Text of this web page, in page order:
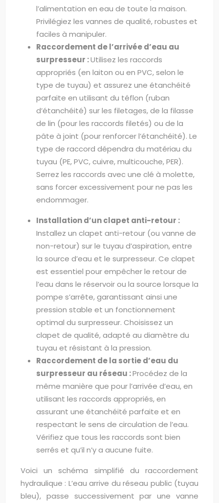
l’alimentation en eau de toute la maison.
Privilégiez les vannes de qualité, robustes et
faciles à manipuler.
Raccordement de l’arrivée d’eau au
surpresseur :Utilisez les raccords
appropriés (en laiton ou en PVC, selon le
type de tuyau) et assurez une étanchéité
parfaite en utilisant du téflon (ruban
d’étanchéité) sur les filetages, de la filasse
de lin (pour les raccords filetés) ou de la
pâte à joint (pour renforcer l’étanchéité). Le
type de raccord dépendra du matériau du
tuyau (PE, PVC, cuivre, multicouche, PER).
Serrez les raccords avec une clé à molette,
sans forcer excessivement pour ne pas les
endommager.
Installation d’un clapet anti-retour :
Installez un clapet anti-retour (ou vanne de
non-retour) sur le tuyau d’aspiration, entre
la source d’eau et le surpresseur. Ce clapet
est essentiel pour empêcher le retour de
l’eau dans le réservoir ou la source lorsque la
pompe s’arrête, garantissant ainsi une
pression stable et un fonctionnement
optimal du surpresseur. Choisissez un
clapet de qualité, adapté au diamètre du
tuyau et résistant à la pression.
Raccordement de la sortie d’eau du
surpresseur au réseau :Procédez de la
même manière que pour l’arrivée d’eau, en
utilisant les raccords appropriés, en
assurant une étanchéité parfaite et en
respectant le sens de circulation de l’eau.
Vérifiez que tous les raccords sont bien
serrés et qu’il n’y a aucune fuite.
Voici un schéma simplifié du raccordement
hydraulique : L’eau arrive du réseau public (tuyau
bleu), passe successivement par une vanne